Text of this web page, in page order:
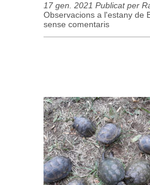
17 gen. 2021 Publicat per
Observacions a l'estany de
sense comentaris